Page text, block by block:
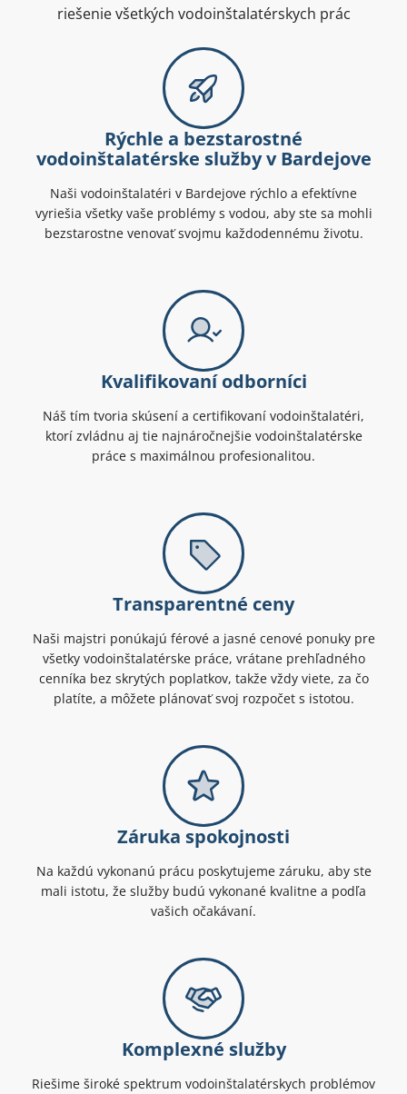
riešenie všetkých vodoinštalatérskych prác
Rýchle a bezstarostné
vodoinštalatérske služby v Bardejove
Naši vodoinštalatéri v Bardejove rýchlo a efektívne
vyriešia všetky vaše problémy s vodou, aby ste sa mohli
bezstarostne venovať svojmu každodennému životu.
Kvalifikovaní odborníci
Náš tím tvoria skúsení a certifikovaní vodoinštalatéri,
ktorí zvládnu aj tie najnáročnejšie vodoinštalatérske
práce s maximálnou profesionalitou.
Transparentné ceny
Naši majstri ponúkajú férové a jasné cenové ponuky pre
všetky vodoinštalatérske práce, vrátane prehľadného
cenníka bez skrytých poplatkov, takže vždy viete, za čo
platíte, a môžete plánovať svoj rozpočet s istotou.
Záruka spokojnosti
Na každú vykonanú prácu poskytujeme záruku, aby ste
mali istotu, že služby budú vykonané kvalitne a podľa
vašich očakávaní.
Komplexné služby
Riešime široké spektrum vodoinštalatérskych problémov